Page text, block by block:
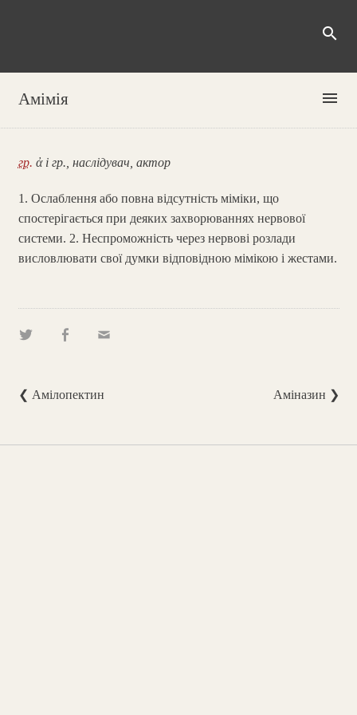
search
Амімія menu
гр. ἀ і гр., наслідувач, актор
1. Ослаблення або повна відсутність міміки, що
спостерігається при деяких захворюваннях нервової
системи. 2. Неспроможність через нервові розлади
висловлювати свої думки відповідною мімікою і жестами.
❮ Амілопектин Аміназин ❯